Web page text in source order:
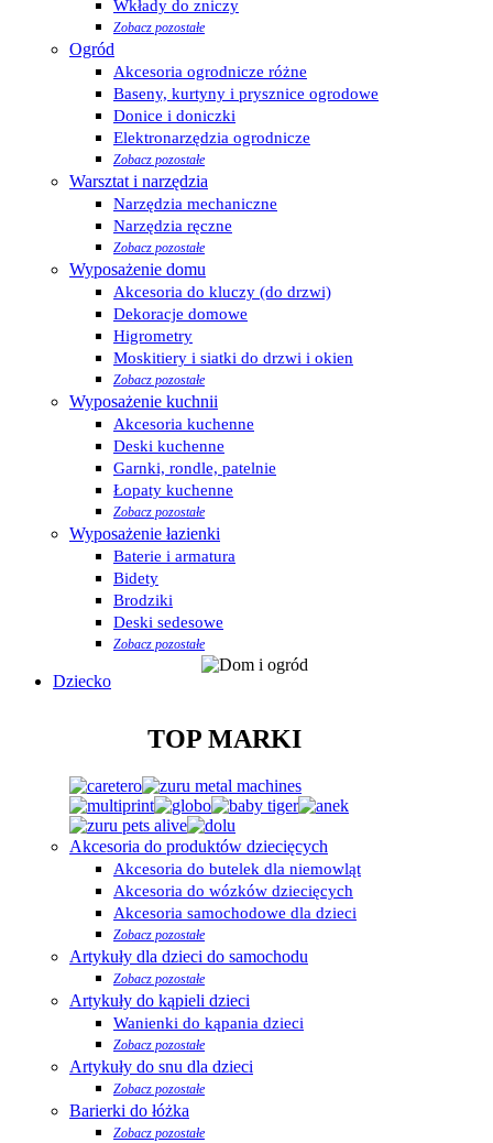
Wkłady do zniczy
Zobacz pozostałe
Ogród
Akcesoria ogrodnicze różne
Baseny, kurtyny i prysznice ogrodowe
Donice i doniczki
Elektronarzędzia ogrodnicze
Zobacz pozostałe
Warsztat i narzędzia
Narzędzia mechaniczne
Narzędzia ręczne
Zobacz pozostałe
Wyposażenie domu
Akcesoria do kluczy (do drzwi)
Dekoracje domowe
Higrometry
Moskitiery i siatki do drzwi i okien
Zobacz pozostałe
Wyposażenie kuchnii
Akcesoria kuchenne
Deski kuchenne
Garnki, rondle, patelnie
Łopaty kuchenne
Zobacz pozostałe
Wyposażenie łazienki
Baterie i armatura
Bidety
Brodziki
Deski sedesowe
Zobacz pozostałe
Dziecko
TOP MARKI
Akcesoria do produktów dziecięcych
Akcesoria do butelek dla niemowląt
Akcesoria do wózków dziecięcych
Akcesoria samochodowe dla dzieci
Zobacz pozostałe
Artykuły dla dzieci do samochodu
Zobacz pozostałe
Artykuły do kąpieli dzieci
Wanienki do kąpania dzieci
Zobacz pozostałe
Artykuły do snu dla dzieci
Zobacz pozostałe
Barierki do łóżka
Zobacz pozostałe